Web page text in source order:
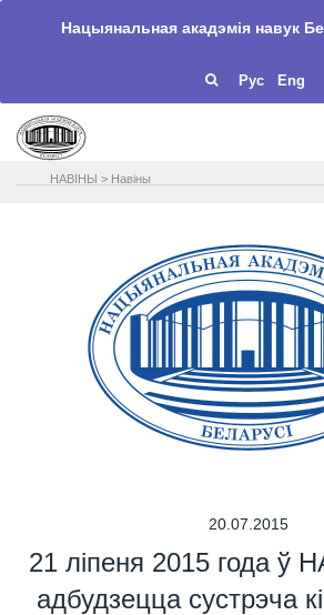
Нацыянальная акадэмія навук
Рус Eng
НАВIНЫ > Навіны
20.07.2015
21 ліпеня 2015 года ў
адбудзецца сустрэча